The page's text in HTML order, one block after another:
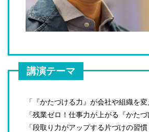
講演テーマ
「『かたづける力』が会社や組織を
「残業ゼロ！仕事力が上がる『かた
「段取り力がアップする片づけの習